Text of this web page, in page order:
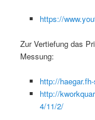
https://
Zur Vertiefung das
Messung:
http://
http://
4/11/2/